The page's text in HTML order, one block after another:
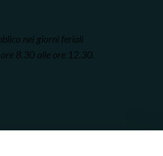
nei giorni feriali
8.30 alle ore 12.30.